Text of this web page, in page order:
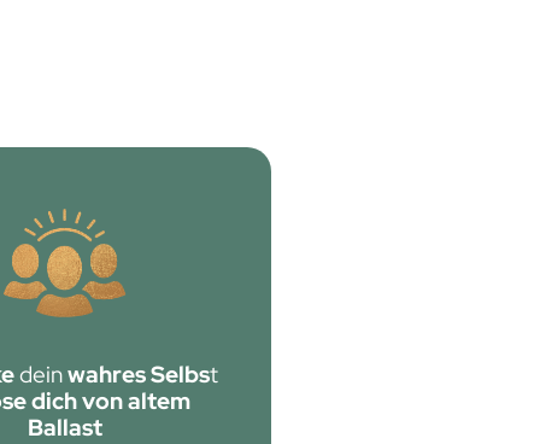
deinwahres Selbst
dich von altem
Ballast